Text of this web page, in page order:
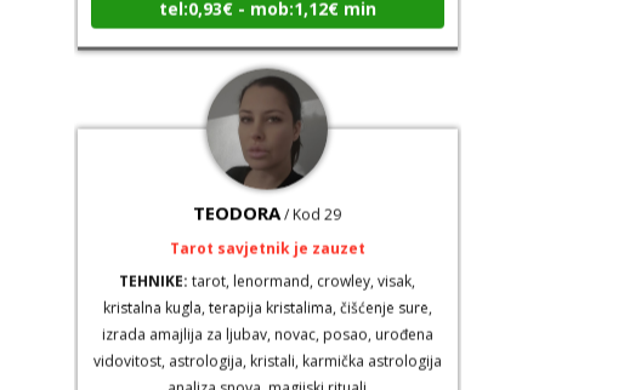
TEODORA/ Kod 29
Tarot savjetnik je zauzet
TEHNIKE:tarot, lenormand, crowley, visak,
kristalna kugla, terapija kristalima, čišćenje sure,
izrada amajlija za ljubav, novac, posao, urođena
vidovitost, astrologija, kristali, karmička astrologija
analiza snova, magijski rituali